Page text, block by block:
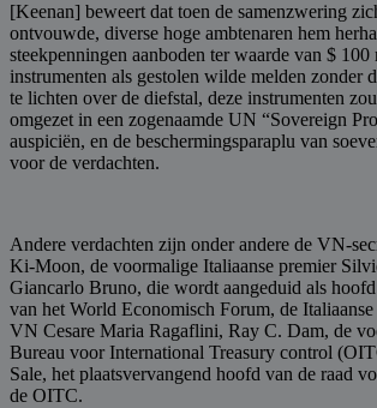
[Keenan] beweert dat toen de samenzwering
ontvouwde, diverse hoge ambtenaren hem
steekpenningen aanboden ter waarde van $
instrumenten als gestolen wilde melden zonder
te lichten over de diefstal, deze instrumenten
omgezet in een zogenaamde UN “Sovereign
auspiciën, en de beschermingsparaplu van
voor de verdachten.
Andere verdachten zijn onder andere de VN-
Ki-Moon, de voormalige Italiaanse premier
Giancarlo Bruno, die wordt aangeduid als
van het World Economisch Forum, de Italiaanse
VN Cesare Maria Ragaflini, Ray C. Dam, de
Bureau voor International Treasury control
Sale, het plaatsvervangend hoofd van de raad
de OITC.